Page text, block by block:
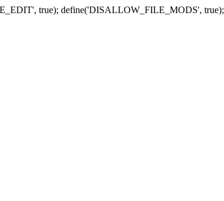
true); define('DISALLOW_FILE_MODS', true);